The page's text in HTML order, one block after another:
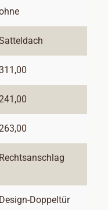
Rechtsanschlag
Design-Doppeltür